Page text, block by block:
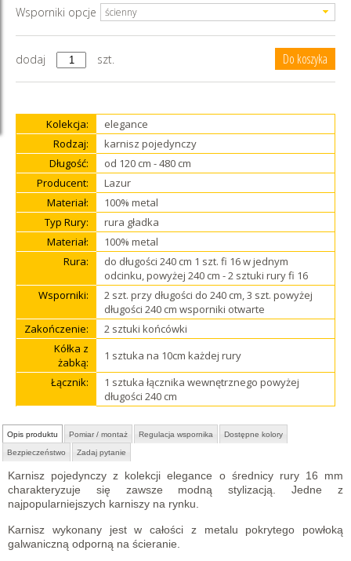
Wsporniki opcje ścienny
dodaj szt.
Kolekcja:
elegance
Rodzaj:
karnisz pojedynczy
Długość:
od 120 cm - 480 cm
Producent:
Lazur
Materiał:
100% metal
Typ Rury:
rura gładka
Materiał:
100% metal
Rura:
do długości 240 cm 1 szt. fi 16 w jednym
odcinku, powyżej 240 cm - 2 sztuki rury fi 16
Wsporniki:
2 szt. przy długości do 240 cm, 3 szt. powyżej
długości 240 cm wsporniki otwarte
Zakończenie:
2 sztuki końcówki
Kółka z
żabką:
1 sztuka na 10cm każdej rury
Łącznik:
1 sztuka łącznika wewnętrznego powyżej
długości 240 cm
Opis produktu Pomiar / montaż Regulacja wspornika Dostępne kolory
Bezpieczeństwo Zadaj pytanie
Karnisz pojedynczy z kolekcji elegance o średnicy rury 16 mm
charakteryzuje się zawsze modną stylizacją. Jedne z
najpopularniejszych karniszy na rynku.
Karnisz wykonany jest w całości z metalu pokrytego powłoką
galwaniczną odporną na ścieranie.